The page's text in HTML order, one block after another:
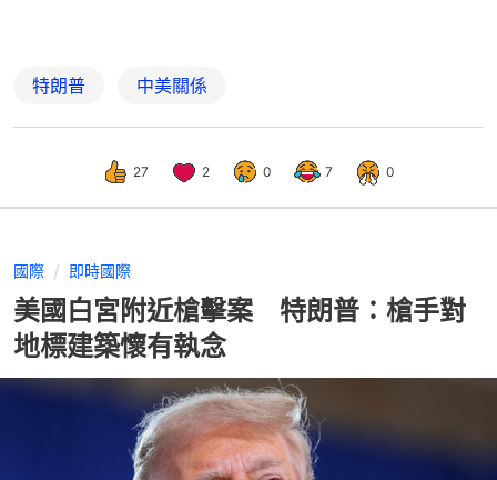
特朗普 中美關係
27 2 0 7 0
國際 即時國際
美國白宮附近槍擊案 特朗普：槍手對
地標建築懷有執念